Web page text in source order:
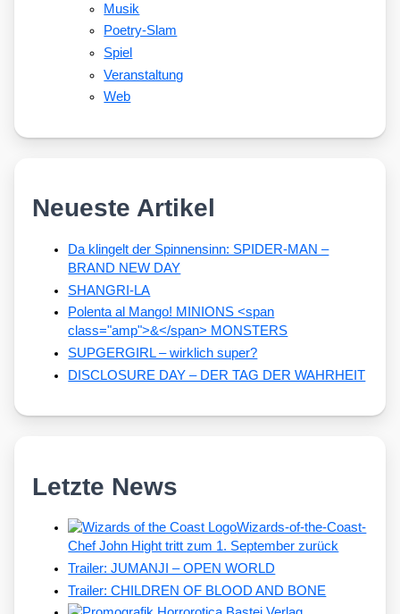
Musik
Poetry-Slam
Spiel
Veranstaltung
Web
Neueste Artikel
Da klingelt der Spinnensinn: SPIDER-MAN –
BRAND NEW DAY
SHANGRI-LA
Polenta al Mango! MINIONS <span
class="amp">&</span> MONSTERS
SUPGERGIRL – wirklich super?
DISCLOSURE DAY – DER TAG DER WAHRHEIT
Letzte News
Wizards-of-the-Coast-
Chef John Hight tritt zum 1. September zurück
Trailer: JUMANJI – OPEN WORLD
Trailer: CHILDREN OF BLOOD AND BONE